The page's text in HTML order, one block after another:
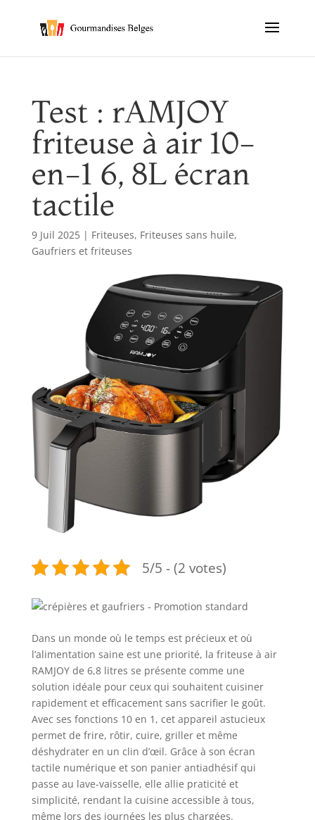
Test : rAMJOY
friteuse à air 10-
en-1 6, 8L écran
tactile
9 Juil 2025| Friteuses, Friteuses sans huile,
Gaufriers et friteuses
5/5 - (2 votes)
Dans un monde où le temps est précieux et où
l’alimentation saine est une priorité, la friteuse à air
RAMJOY de 6,8 litres se présente comme une
solution idéale pour ceux qui souhaitent cuisiner
rapidement et efficacement sans sacrifier le goût.
Avec ses fonctions 10 en 1, cet appareil astucieux
permet de frire, rôtir, cuire, griller et même
déshydrater en un clin d’œil. Grâce à son écran
tactile numérique et son panier antiadhésif qui
passe au lave-vaisselle, elle allie praticité et
simplicité, rendant la cuisine accessible à tous,
même lors des journées les plus chargées.